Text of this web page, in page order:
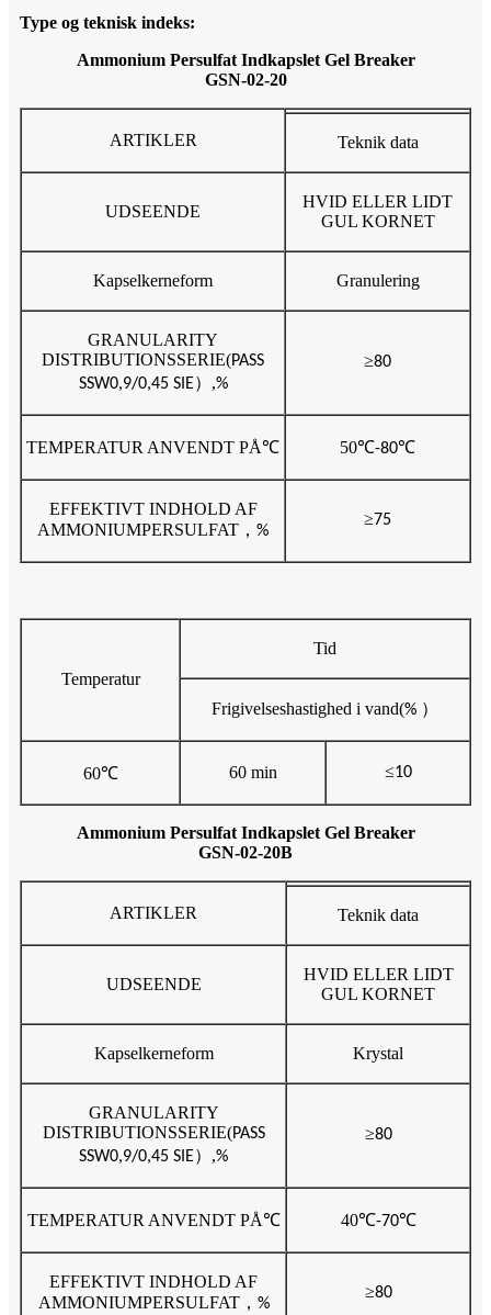
Type og teknisk indeks:
Ammonium Persulfat Indkapslet Gel Breaker
GSN-02-20
ARTIKLER Teknik data
UDSEENDE
HVID ELLER LIDT
GUL KORNET
Kapselkerneform Granulering
GRANULARITY
DISTRIBUTIONSSERIE(PASS
SSW0,9/0,45 SIE）,%
≥80
TEMPERATUR ANVENDT PÅ℃ 50℃-80℃
EFFEKTIVT INDHOLD AF
AMMONIUMPERSULFAT ， %
≥75
Temperatur
Tid
Frigivelseshastighed i vand(% ）
60℃ 60 min ≤10
Ammonium Persulfat Indkapslet Gel Breaker
GSN-02-20B
ARTIKLER Teknik data
UDSEENDE
HVID ELLER LIDT
GUL KORNET
Kapselkerneform Krystal
GRANULARITY
DISTRIBUTIONSSERIE(PASS
SSW0,9/0,45 SIE）,%
≥80
TEMPERATUR ANVENDT PÅ℃ 40℃-70℃
EFFEKTIVT INDHOLD AF
AMMONIUMPERSULFAT， %
≥80